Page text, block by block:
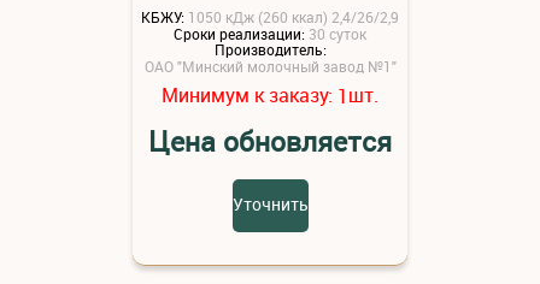
КБЖУ: 1050 кДж (260 ккал) 2,4/26/2,9
Сроки реализации: 30 суток
Производитель:
ОАО "Минский молочный завод №1"
Минимум к заказу: 1шт.
Цена обновляется
Уточнить